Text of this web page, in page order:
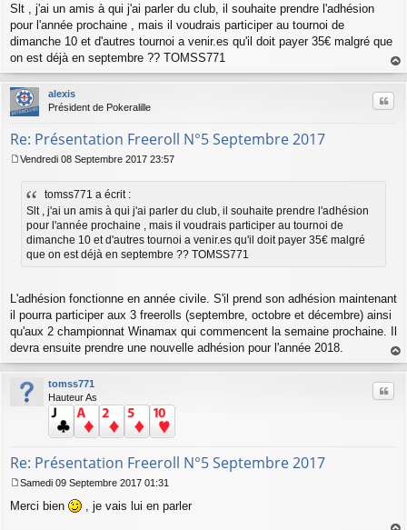
e
s
s
g
e
Slt , j'ai un amis à qui j'ai parler du club, il souhaite prendre l'adhésion
pour l'année prochaine , mais il voudrais participer au tournoi de
dimanche 10 et d'autres tournoi a venir.es qu'il doit payer 35€ malgré que
on est déjà en septembre ?? TOMSS771
au
alexis
Président de Pokeralille
Re: Présentation Freeroll N°5 Septembre 2017
Citer
Vendredi 08 Septembre 2017 23:57
tomss771 a écrit :
Slt , j'ai un amis à qui j'ai parler du club, il souhaite prendre l'adhésion
pour l'année prochaine , mais il voudrais participer au tournoi de
dimanche 10 et d'autres tournoi a venir.es qu'il doit payer 35€ malgré
que on est déjà en septembre ?? TOMSS771
L'adhésion fonctionne en année civile. S'il prend son adhésion maintenant
il pourra participer aux 3 freerolls (septembre, octobre et décembre) ainsi
qu'aux 2 championnat Winamax qui commencent la semaine prochaine. Il
devra ensuite prendre une nouvelle adhésion pour l'année 2018.
au
tomss771
Hauteur As
Re: Présentation Freeroll N°5 Septembre 2017
Citer
e
Samedi 09 Septembre 2017 01:31
Merci bien , je vais lui en parler